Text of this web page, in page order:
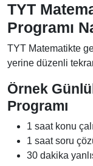
TYT
Programı
TYT Matematikte
yerine düzenli
Örnek
Programı
1 saat konu
1 saat soru
30 dakika